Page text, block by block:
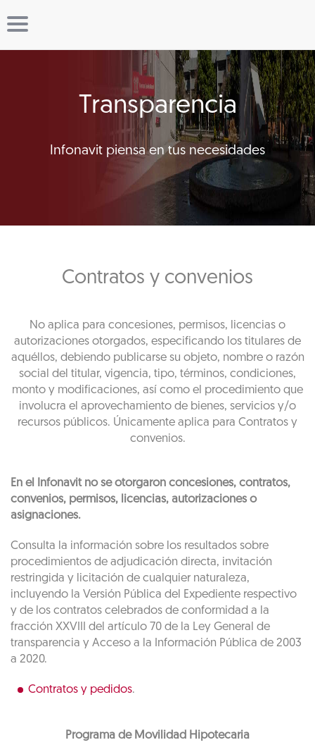
Transparencia
Infonavit piensa en tus necesidades
Contratos y convenios
No aplica para concesiones, permisos, licencias o
autorizaciones otorgados, especificando los titulares de
aquéllos, debiendo publicarse su objeto, nombre o razón
social del titular, vigencia, tipo, términos, condiciones,
monto y modificaciones, así como el procedimiento que
involucra el aprovechamiento de bienes, servicios y/o
recursos públicos. Únicamente aplica para Contratos y
convenios.
En el Infonavit no se otorgaron concesiones, contratos,
convenios, permisos, licencias, autorizaciones o
asignaciones.
Consulta la información sobre los resultados sobre
procedimientos de adjudicación directa, invitación
restringida y licitación de cualquier naturaleza,
incluyendo la Versión Pública del Expediente respectivo
y de los contratos celebrados de conformidad a la
fracción XXVIII del artículo 70 de la Ley General de
transparencia y Acceso a la Información Pública de 2003
a 2020.
Contratos y pedidos.
Programa de Movilidad Hipotecaria